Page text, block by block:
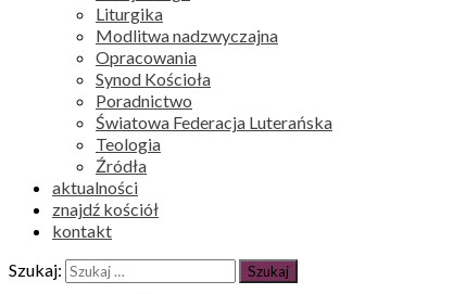
Liturgika
Modlitwa nadzwyczajna
Opracowania
Synod Kościoła
Poradnictwo
Światowa Federacja Luterańska
Teologia
Źródła
aktualności
znajdź kościół
kontakt
Szukaj: